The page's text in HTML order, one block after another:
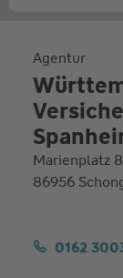
Agentur
Marienplatz 8
86956
0162